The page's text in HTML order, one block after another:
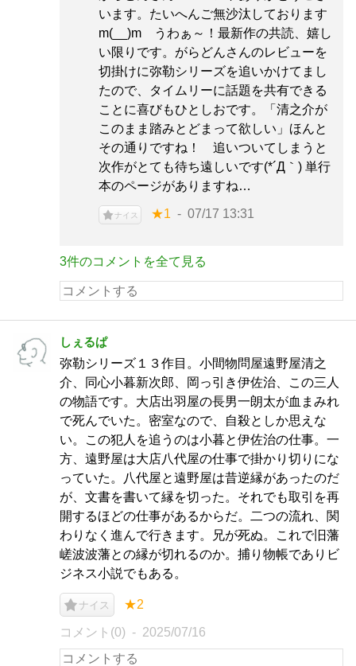
います。たいへんご無沙汰しております
m(__)m うわぁ～！最新作の共読、嬉し
い限りです。がらどんさんのレビューを
切掛けに弥勒シリーズを追いかけてまし
たので、タイムリーに話題を共有できる
ことに喜びもひとしおです。「清之介が
このまま踏みとどまって欲しい」ほんと
その通りですね！ 追いついてしまうと
次作がとても待ち遠しいです(*´Д｀) 単行
本のページがありますね…
ナイス ★1 07/17 13:31
3件のコメントを全て見る
しぇるぱ
弥勒シリーズ１３作目。小間物問屋遠野屋清之
介、同心小暮新次郎、岡っ引き伊佐治、この三人
の物語です。大店出羽屋の長男一朗太が血まみれ
で死んでいた。密室なので、自殺としか思えな
い。この犯人を追うのは小暮と伊佐治の仕事。一
方、遠野屋は大店八代屋の仕事で掛かり切りにな
っていた。八代屋と遠野屋は昔逆縁があったのだ
が、文書を書いて縁を切った。それでも取引を再
開するほどの仕事があるからだ。二つの流れ、関
わりなく進んで行きます。兄が死ぬ。これで旧藩
嵯波波藩との縁が切れるのか。捕り物帳でありビ
ジネス小説でもある。
ナイス ★2
コメント(0) 2025/07/16